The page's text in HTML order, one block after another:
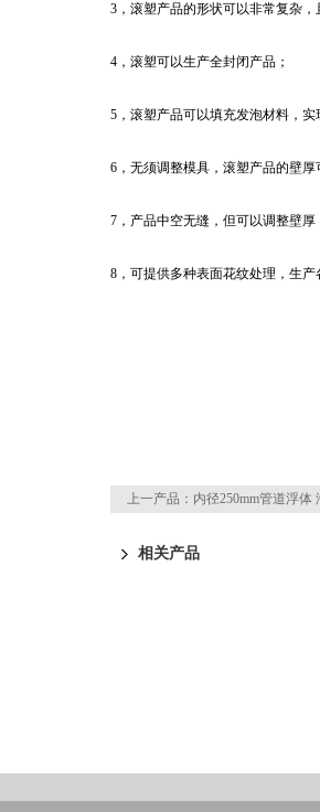
3，滚塑产品的形状可以非常复杂
4，滚塑可以生产全封闭产品；
5，滚塑产品可以填充发泡材料，
6，无须调整模具，滚塑产品的壁
7，产品中空无缝，但可以调整壁
8，可提供多种表面花纹处理，生
上一产品： 内径250mm管道浮体
相关产品